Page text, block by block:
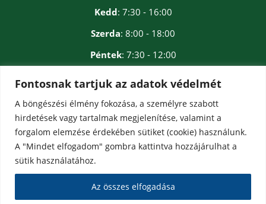
Fontosnak tartjuk az adatok védelmét
A böngészési élmény fokozása, a személyre szabott
hirdetések vagy tartalmak megjelenítése, valamint a
forgalom elemzése érdekében sütiket (cookie) használunk.
A "Mindet elfogadom" gombra kattintva hozzájárulhat a
sütik használatához.
Az összes elfogadása
Kedd: 7:30 - 16:00
Szerda: 8:00 - 18:00
Péntek: 7:30 - 12:00